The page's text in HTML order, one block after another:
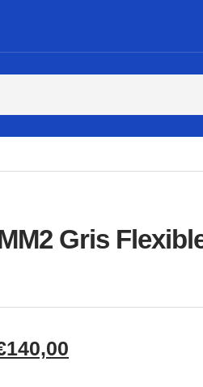
Gris
140,00